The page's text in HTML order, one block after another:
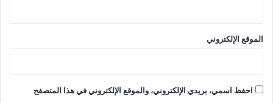
الموقع الإلكتروني
احفظ اسمي، بريدي الإلكتروني، والموقع الإلكتروني في هذا المتصفح